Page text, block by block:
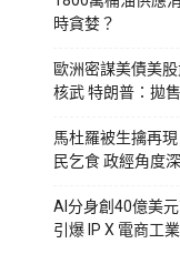
時貪婪？
歐洲密謀美債美
核武 特朗普：拋
馬杜羅被生擒再
民乞食 政經角度
AI分身創40億美
引爆 IP X 電商工